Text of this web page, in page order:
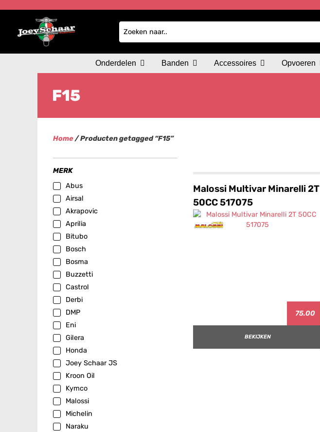
Onderdelen Banden Accessoires Opvoeren
F15
Home/ Producten getagged “F15”
MERK
Abus
Airsal
Akrapovic
Aprilia
Bitubo
Bosch
Bosma
Buzzetti
Castrol
Derbi
DMP
Eni
Gilera
Honda
Joey Schaar JS
Kroon Oil
Kymco
Malossi
Michelin
Naraku
Malossi Multivar Minarelli 2T
50CC 517075
75.00
BEKIJKEN